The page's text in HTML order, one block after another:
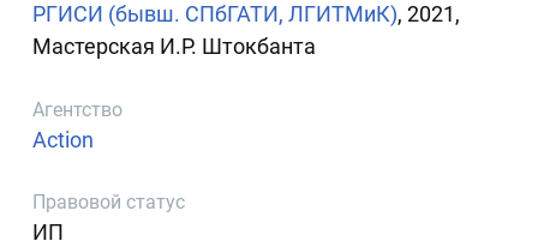
РГИСИ (бывш. СПбГАТИ, ЛГИТМиК), 2021,
Мастерская И.Р. Штокбанта
Агентство
Action
Правовой статус
ИП